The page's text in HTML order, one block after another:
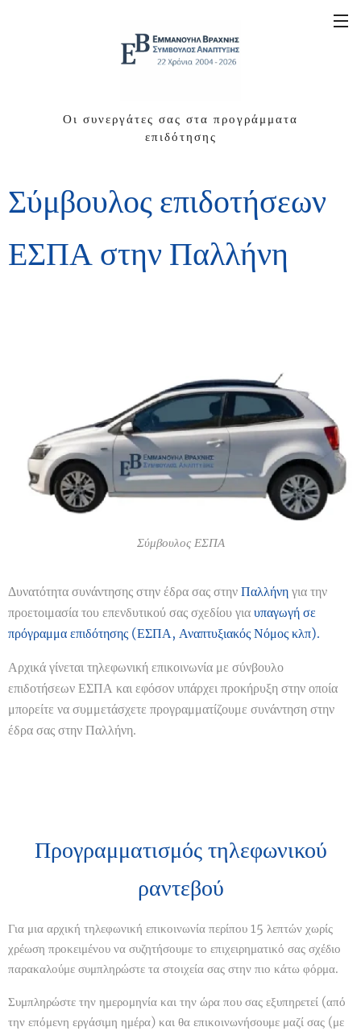
Οι συνεργάτες σας στα προγράμματα
επιδότησης
Σύμβουλος επιδοτήσεων
ΕΣΠΑ στην Παλλήνη
Σύμβουλος ΕΣΠΑ
Δυνατότητα συνάντησης στην έδρα σας στην Παλλήνη για την
προετοιμασία του επενδυτικού σας σχεδίου για υπαγωγή σε
πρόγραμμα επιδότησης (ΕΣΠΑ, Αναπτυξιακός Νόμος κλπ).
Αρχικά γίνεται τηλεφωνική επικοινωνία με σύνβουλο
επιδοτήσεων ΕΣΠΑ και εφόσον υπάρχει προκήρυξη στην οποία
μπορείτε να συμμετάσχετε προγραμματίζουμε συνάντηση στην
έδρα σας στην Παλλήνη.
Προγραμματισμός τηλεφωνικού
ραντεβού
Για μια αρχική τηλεφωνική επικοινωνία περίπου 15 λεπτών χωρίς
χρέωση προκειμένου να συζητήσουμε το επιχειρηματικό σας σχέδιο
παρακαλούμε συμπληρώστε τα στοιχεία σας στην πιο κάτω φόρμα.
Συμπληρώστε την ημερομηνία και την ώρα που σας εξυπηρετεί (από
την επόμενη εργάσιμη ημέρα) και θα επικοινωνήσουμε μαζί σας (με